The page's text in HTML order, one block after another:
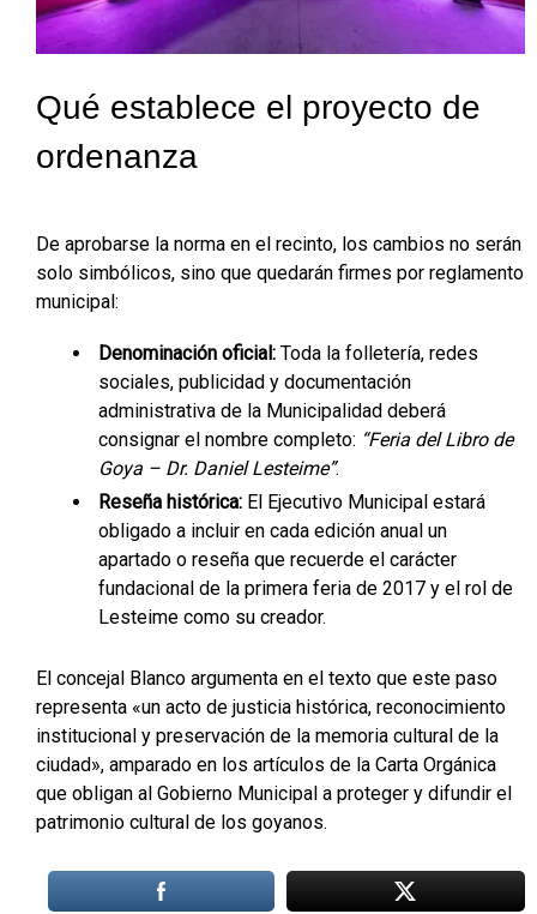
Qué establece el proyecto de
ordenanza
De aprobarse la norma en el recinto, los cambios no serán
solo simbólicos, sino que quedarán firmes por reglamento
municipal:
Denominación oficial: Toda la folletería, redes
sociales, publicidad y documentación
administrativa de la Municipalidad deberá
consignar el nombre completo: “Feria del Libro de
Goya – Dr. Daniel Lesteime”.
Reseña histórica: El Ejecutivo Municipal estará
obligado a incluir en cada edición anual un
apartado o reseña que recuerde el carácter
fundacional de la primera feria de 2017 y el rol de
Lesteime como su creador.
El concejal Blanco argumenta en el texto que este paso
representa «un acto de justicia histórica, reconocimiento
institucional y preservación de la memoria cultural de la
ciudad», amparado en los artículos de la Carta Orgánica
que obligan al Gobierno Municipal a proteger y difundir el
patrimonio cultural de los goyanos.